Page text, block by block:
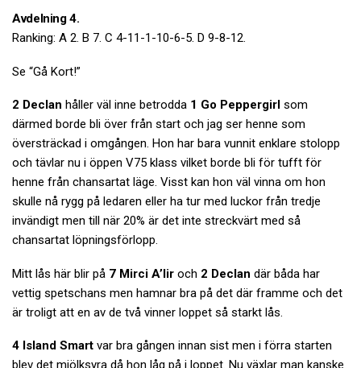
Avdelning 4.
Ranking: A 2. B 7. C 4-11-1-10-6-5. D 9-8-12.
Se “Gå Kort!”
2 Declan håller väl inne betrodda 1 Go Peppergirl som
därmed borde bli över från start och jag ser henne som
översträckad i omgången. Hon har bara vunnit enklare stolopp
och tävlar nu i öppen V75 klass vilket borde bli för tufft för
henne från chansartat läge. Visst kan hon väl vinna om hon
skulle nå rygg på ledaren eller ha tur med luckor från tredje
invändigt men till när 20% är det inte streckvärt med så
chansartat löpningsförlopp.
Mitt lås här blir på 7 Mirci A’lir och 2 Declan där båda har
vettig spetschans men hamnar bra på det där framme och det
är troligt att en av de två vinner loppet så starkt lås.
4 Island Smart var bra gången innan sist men i förra starten